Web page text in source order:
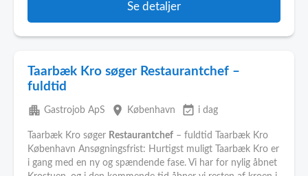
Se detaljer
Taarbæk Kro søger Restaurantchef –
fuldtid
apartment Gastrojob ApS place København event_available i dag
Taarbæk Kro søger Restaurantchef – fuldtid Taarbæk Kro
København Ansøgningsfrist: Hurtigst muligt Taarbæk Kro er
i gang med en ny og spændende fase. Vi har for nylig åbnet